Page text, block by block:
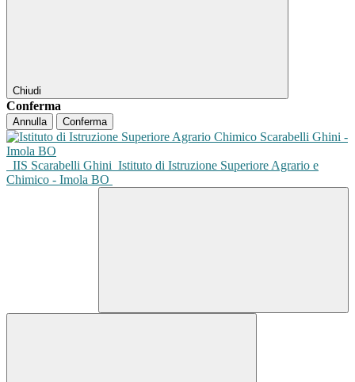
Chiudi
Conferma
Annulla Conferma
IIS Scarabelli Ghini Istituto di Istruzione Superiore Agrario e
Chimico - Imola BO